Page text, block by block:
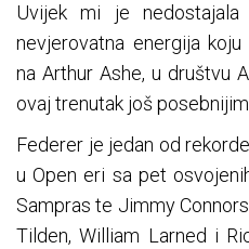
Uvijek mi je
nevjerovatna energija
na Arthur Ashe, u društvu
ovaj trenutak još
Federer je jedan od
u Open eri sa pet
Sampras te Jimmy
Tilden, William Larned i